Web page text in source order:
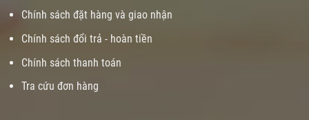
Chính sách đặt hàng và giao nhận
Chính sách đổi trả - hoàn tiền
Chính sách thanh toán
Tra cứu đơn hàng